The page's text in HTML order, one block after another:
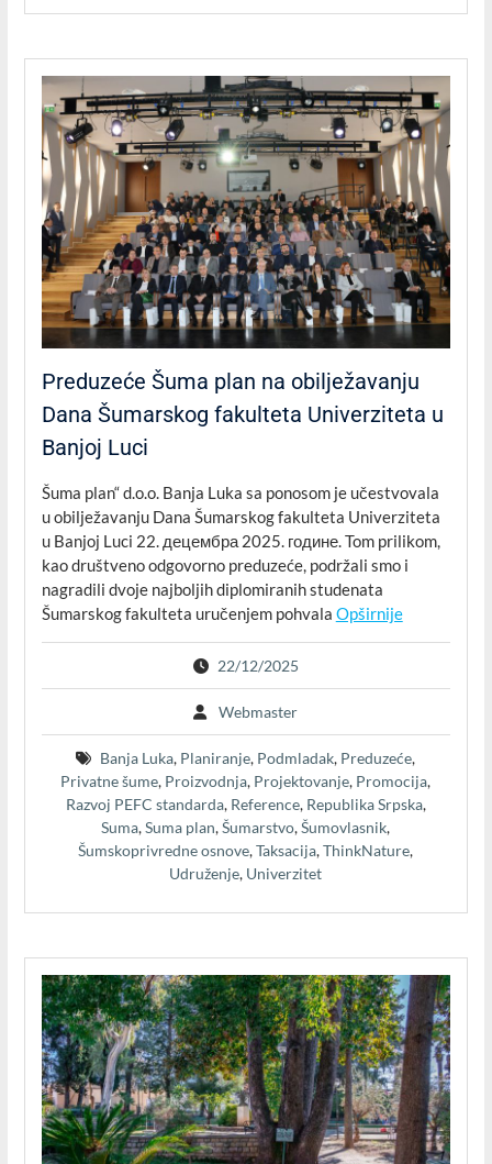
Preduzeće Šuma plan na obilježavanju
Dana Šumarskog fakulteta Univerziteta u
Banjoj Luci
Šuma plan“ d.o.o. Banja Luka sa ponosom je učestvovala
u obilježavanju Dana Šumarskog fakulteta Univerziteta
u Banjoj Luci 22. децембра 2025. године. Tom prilikom,
kao društveno odgovorno preduzeće, podržali smo i
nagradili dvoje najboljih diplomiranih studenata
Šumarskog fakulteta uručenjem pohvala Opširnije
22/12/2025
Webmaster
Banja Luka, Planiranje, Podmladak, Preduzeće,
Privatne šume, Proizvodnja, Projektovanje, Promocija,
Razvoj PEFC standarda, Reference, Republika Srpska,
Suma,Suma plan,Šumarstvo,Šumovlasnik,
Šumskoprivredne osnove,Taksacija,ThinkNature,
Udruženje, Univerzitet